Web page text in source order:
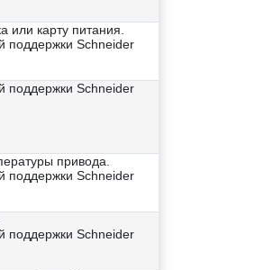
или карту питания.
поддержки Schneider
поддержки Schneider
привода.
поддержки Schneider
поддержки Schneider